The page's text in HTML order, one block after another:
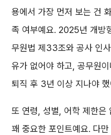
용에서 가장 먼저 보는 건
족 여부예요. 2025년 개방
무원법 제33조와 공사 인
유가 없어야 하고, 공무원
퇴직 후 3년 이상 지나야
또 연령, 성별, 어학 제한은
꽤 중요한 포인트예요. 다